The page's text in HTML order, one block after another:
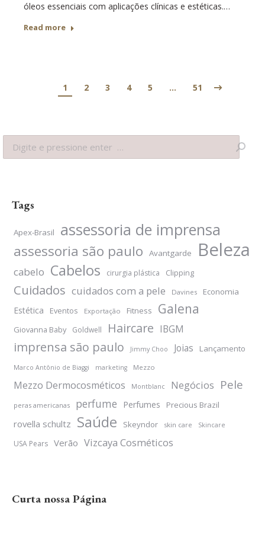
óleos essenciais com aplicações clínicas e estéticas.…
Read more
1 2 3 4 5 … 51
Search:
Tags
Apex-Brasil assessoria de imprensa
assessoria são paulo Avantgarde Beleza
cabelo Cabelos cirurgia plástica Clipping
Cuidados cuidados com a pele Davines Economia
Estética Eventos Exportação Fitness Galena
Giovanna Baby Goldwell Haircare IBGM
imprensa são paulo Jimmy Choo Joias Lançamento
Marco Antônio de Biaggi marketing Mezzo
Mezzo Dermocosméticos Montblanc Negócios Pele
peras americanas perfume Perfumes Precious Brazil
rovella schultz Saúde Skeyndor skin care Skincare
USA Pears Verão Vizcaya Cosméticos
Curta nossa Página